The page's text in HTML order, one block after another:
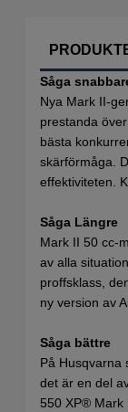
Såga
Nya Mark II-
prestanda
bästa
skärförmåga.
effektiviteten.
Såga Längre
Mark II 50 cc-
av alla
proffsklass,
ny version av
Såga bättre
På Husqvarna
det är en del
550 XP® Mark